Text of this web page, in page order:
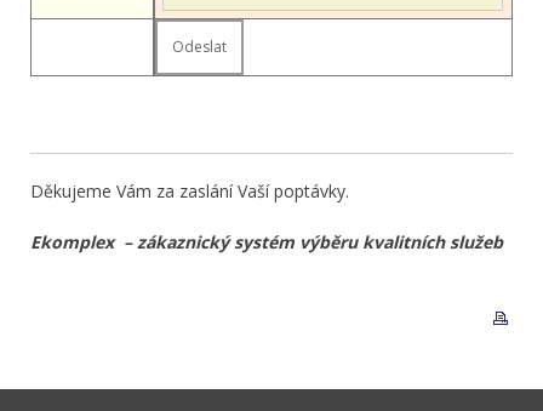
Děkujeme Vám za zaslání Vaší poptávky.
Ekomplex – zákaznický systém výběru kvalitních služeb